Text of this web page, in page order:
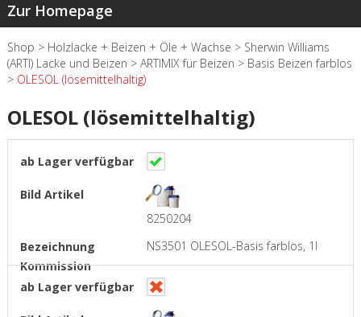
Zur Homepage
Shop > Holzlacke + Beizen + Öle + Wachse > Sherwin Williams
(ARTI) Lacke und Beizen > ARTIMIX für Beizen > Basis Beizen farblos
> OLESOL (lösemittelhaltig)
OLESOL (lösemittelhaltig)
8250204
NS3501 OLESOL-Basis farblos, 1l